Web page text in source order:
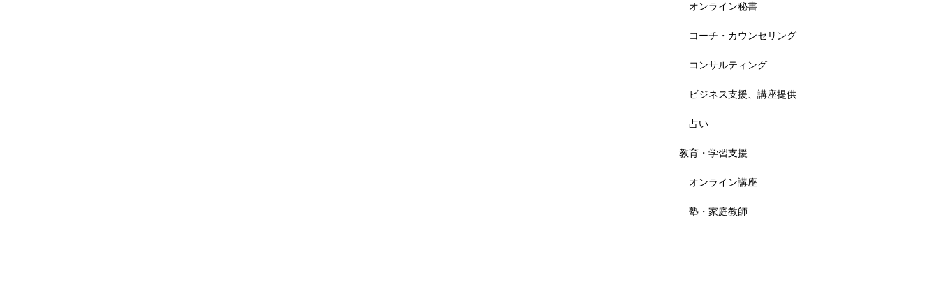
オンライン秘書
コーチ・カウンセリング
コンサルティング
ビジネス支援、講座提供
占い
教育・学習支援
オンライン講座
塾・家庭教師